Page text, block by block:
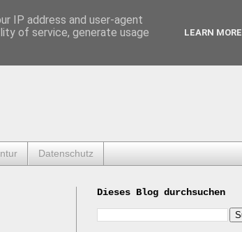
Datenschutz
Dieses Blog durchsuchen
IP address and user-agent
of service, generate usage
LEARN MORE